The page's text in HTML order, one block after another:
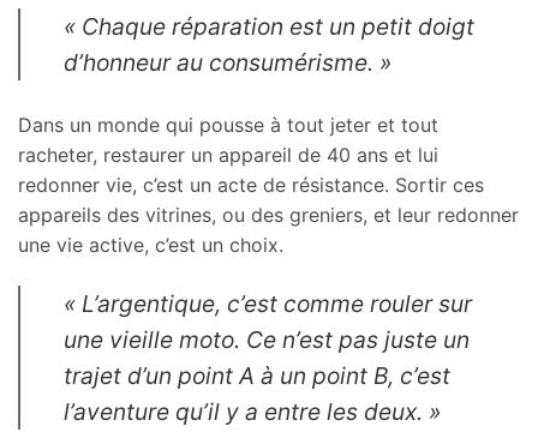
« Chaque réparation est un petit doigt
d’honneur au consumérisme. »
Dans un monde qui pousse à tout jeter et tout
racheter, restaurer un appareil de 40 ans et lui
redonner vie, c’est un acte de résistance. Sortir ces
appareils des vitrines, ou des greniers, et leur redonner
une vie active, c’est un choix.
« L’argentique, c’est comme rouler sur
une vieille moto. Ce n’est pas juste un
trajet d’un point A à un point B, c’est
l’aventure qu’il y a entre les deux. »